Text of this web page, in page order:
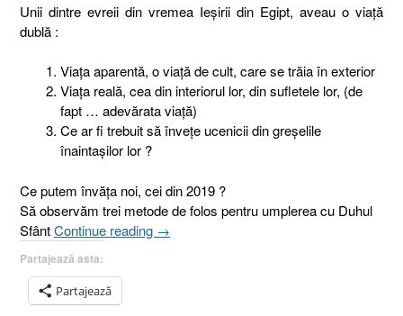
Unii dintre evreii din vremea Ieşirii din Egipt, aveau o viaţă
dublă :
Viaţa aparentă, o viaţă de cult, care se trăia în exterior
Viaţa reală, cea din interiorul lor, din sufletele lor, (de
fapt … adevărata viaţă)
Ce ar fi trebuit să înveţe ucenicii din greşelile
înaintaşilor lor ?
Ce putem învăţa noi, cei din 2019 ?
Să observăm trei metode de folos pentru umplerea cu Duhul
SfântContinue reading „Pilda
→
Partajează asta:
Partajează